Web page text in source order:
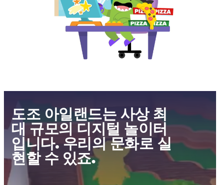
도조 아일랜드는 사상 최
대 규모의 디지털 놀이터
입니다. 우리의 문화로 실
현할 수 있죠.